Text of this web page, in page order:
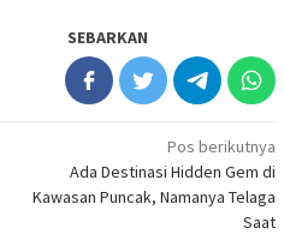
SEBARKAN
Pos berikutnya
Ada Destinasi Hidden Gem di
Kawasan Puncak, Namanya Telaga
Saat